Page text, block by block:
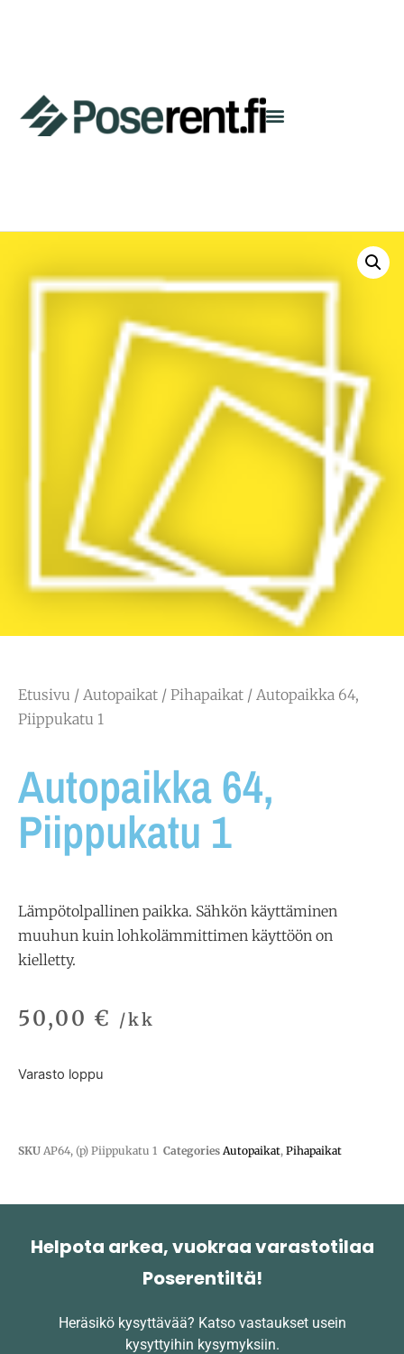
Etusivu / Autopaikat / Pihapaikat / Autopaikka 64,
Piippukatu 1
Autopaikka 64,
Piippukatu 1
Lämpötolpallinen paikka. Sähkön käyttäminen
muuhun kuin lohkolämmittimen käyttöön on
kielletty.
50,00 € /kk
Varasto loppu
SKU AP64, (p) Piippukatu 1 Categories Autopaikat, Pihapaikat
Helpota arkea, vuokraa varastotilaa
Poserentiltä!
Heräsikö kysyttävää? Katso vastaukset usein
kysyttyihin kysymyksiin.